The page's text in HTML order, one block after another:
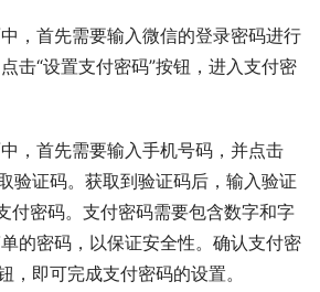
，首先需要输入微信的登录密码进行
击“设置支付密码”按钮，进入支付密
，首先需要输入手机号码，并点击
验证码。获取到验证码后，输入验证
付密码。支付密码需要包含数字和字
的密码，以保证安全性。确认支付密
，即可完成支付密码的设置。